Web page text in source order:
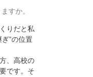
すか。
りだと私
”の位置
、高校の
です。そ